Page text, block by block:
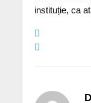
instituție, ca